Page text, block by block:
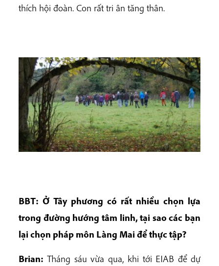
thích hội đoàn. Con rất tri ân tăng thân.
BBT: Ở Tây phương có rất nhiều chọn lựa
trong đường hướng tâm linh, tại sao các bạn
lại chọn pháp môn Làng Mai để thực tập?
Brian: Tháng sáu vừa qua, khi tới EIAB để dự